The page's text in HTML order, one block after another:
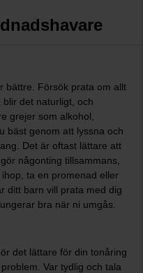
bättre. Försök prata om allt
det naturligt, och
grejer som alkohol,
bäst genom att lyssna och
Det är oftast lättare att
någonting tillsammans,
ta en promenad eller
ditt barn vill prata med dig
bra när ni umgås.
det lättare för din tonåring
Var tydlig och tala